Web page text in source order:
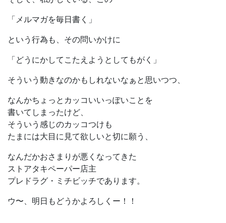
「メルマガを毎日書く」
という行為も、その問いかけに
「どうにかしてこたえようとしてもがく」
そういう動きなのかもしれないなぁと思いつつ、
なんかちょっとカッコいいっぽいことを
書いてしまったけど、
そういう感じのカッコつけも
たまには大目に見て欲しいと切に願う、
なんだかおさまりが悪くなってきた
ストアタキペーパー店主
プレドラグ・ミチビッチであります。
ウ〜、明日もどうかよろしくー！！